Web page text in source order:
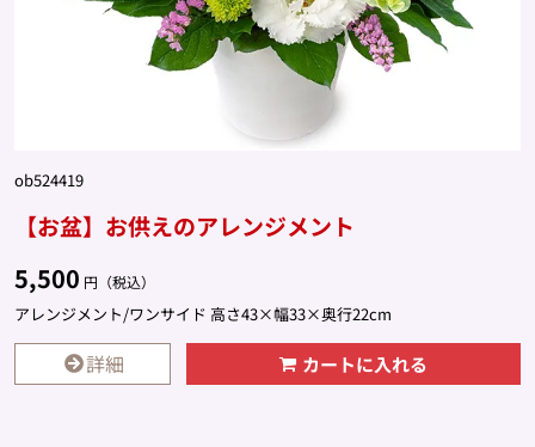
ob524419
【お盆】お供えのアレンジメント
5,500 円（税込）
アレンジメント/ワンサイド 高さ43×幅33×奥行22cm
詳細 カートに入れる